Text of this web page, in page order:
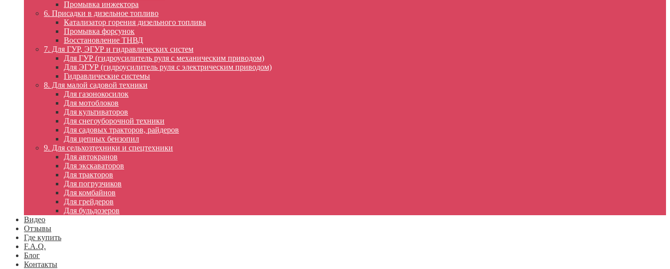
Промывка инжектора
6. Присадки в дизельное топливо
Катализатор горения дизельного топлива
Промывка форсунок
Восстановление ТНВД
7. Для ГУР, ЭГУР и гидравлических систем
Для ГУР (гидроусилитель руля с механическим приводом)
Для ЭГУР (гидроусилитель руля с электрическим приводом)
Гидравлические системы
8. Для малой садовой техники
Для газонокосилок
Для мотоблоков
Для культиваторов
Для снегоуборочной техники
Для садовых тракторов, райдеров
Для цепных бензопил
9. Для сельхозтехники и спецтехники
Для автокранов
Для экскаваторов
Для тракторов
Для погрузчиков
Для комбайнов
Для грейдеров
Для бульдозеров
Видео
Отзывы
Где купить
F.A.Q.
Блог
Контакты